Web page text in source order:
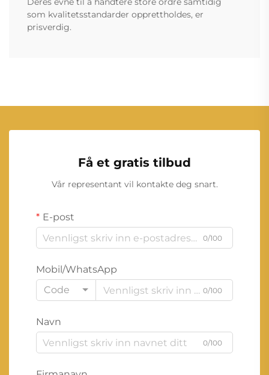
som kvalitetsstandarder opprettholdes, er
prisverdig.
Få et gratis tilbud
Vår representant vil kontakte deg snart.
E-post
0/100
Mobil/WhatsApp
Code
0/100
Navn
0/100